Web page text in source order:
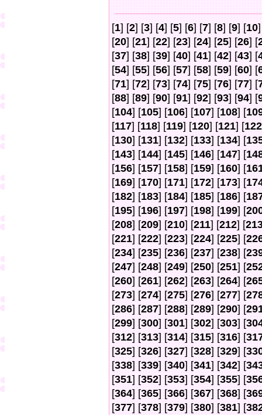
[1] [2] [3] [4] [5] [6] [7] [8] [9] [10
[20] [21] [22] [23] [24] [25] [26] [
[37] [38] [39] [40] [41] [42] [43] [
[54] [55] [56] [57] [58] [59] [60] [
[71] [72] [73] [74] [75] [76] [77] [
[88] [89] [90] [91] [92] [93] [94] [
[104] [105] [106] [107] [108] [
[117] [118] [119] [120] [121] [122
[130] [131] [132] [133] [134] [
[143] [144] [145] [146] [147] [
[156] [157] [158] [159] [160] [
[169] [170] [171] [172] [173] [
[182] [183] [184] [185] [186] [
[195] [196] [197] [198] [199] [
[208] [209] [210] [211] [212] [
[221] [222] [223] [224] [225] [
[234] [235] [236] [237] [238] [
[247] [248] [249] [250] [251] [
[260] [261] [262] [263] [264] [
[273] [274] [275] [276] [277] [
[286] [287] [288] [289] [290] [
[299] [300] [301] [302] [303] [
[312] [313] [314] [315] [316] [
[325] [326] [327] [328] [329] [
[338] [339] [340] [341] [342] [
[351] [352] [353] [354] [355] [
[364] [365] [366] [367] [368] [
[377] [378] [379] [380] [381] [